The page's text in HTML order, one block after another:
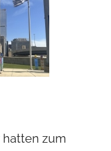
hatten zum